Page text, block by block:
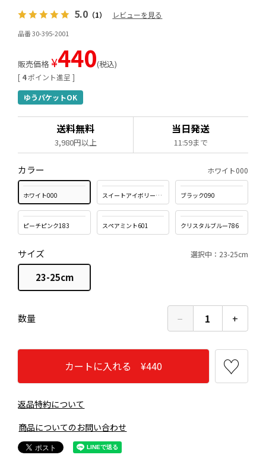
5.0 （1） レビューを見る
品番 30-395-2001
[ 4ポイント進呈 ]
販売価格 ¥440 税込
ゆうパケットOK
送料無料
3,980円以上
当日発送
11:59まで
カラー ホワイト000
ホワイト000 スイートアイボリー022 ブラック090
ピーチピンク183 スペアミント601 クリスタルブルー786
サイズ 選択中：23-25cm
23-25cm
数量 − 1 +
カートに入れる ¥440
返品特約について
商品についてのお問い合わせ